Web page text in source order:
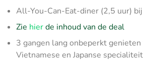
All-You-Can-Eat-diner (2,5 uur)
Zie hierde inhoud van de deal
3 gangen lang onbeperkt
Vietnamese en Japanse